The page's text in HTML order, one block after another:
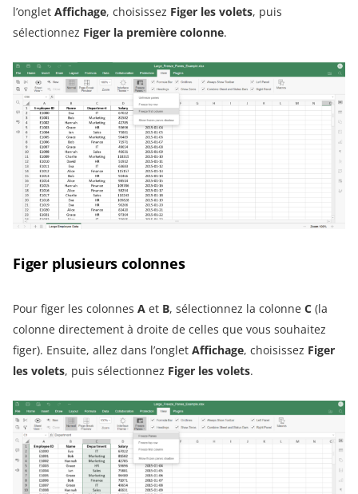
l’onglet Affichage, choisissez Figer les volets, puis
sélectionnez Figer la première colonne.
Figer plusieurs colonnes
Pour figer les colonnes A et B, sélectionnez la colonne C (la
colonne directement à droite de celles que vous souhaitez
figer). Ensuite, allez dans l’onglet Affichage, choisissez Figer
les volets, puis sélectionnez Figer les volets.